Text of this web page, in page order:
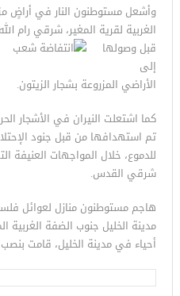
وأشعل مستوطنون النار في أراضٍ
الغربية لقرية المغير، شرقي رام
قبل وصولها
إلى
الأراضي المزروعة بشجار الزيتون.
كما اشتعلت النيران في الأشجار
تم استهدافها من قبل جنود
للدموع، خلال المواجهات
شرقي القدس.
هاجم مستوطنون منازل لعوائل
مدينة الخليل جنوب الضفة الغربية
أحياء في مدينة الخليل، قامت